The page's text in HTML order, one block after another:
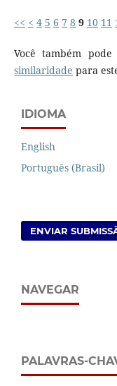
<< < 4 5 6 7 8 9 10 11
Você também
similaridade para
IDIOMA
English
Português (Brasil)
ENVIAR
NAVEGAR
PALAVRAS-